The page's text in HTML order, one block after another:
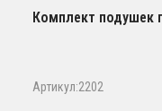
Комплект подушек
Артикул:2202